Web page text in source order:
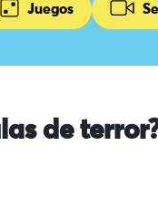
Juegos
de